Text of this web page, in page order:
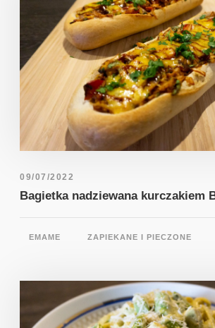
09/07/2022
Bagietka nadziewana kurczakiem
EMAME ZAPIEKANE I PIECZONE